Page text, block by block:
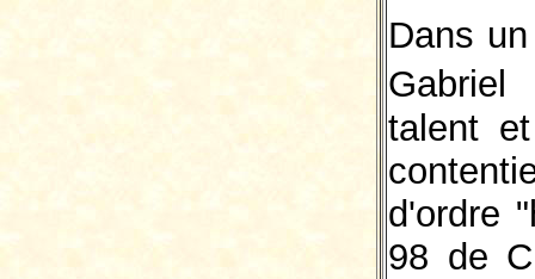
Dans
talent
d'ordre
98 de